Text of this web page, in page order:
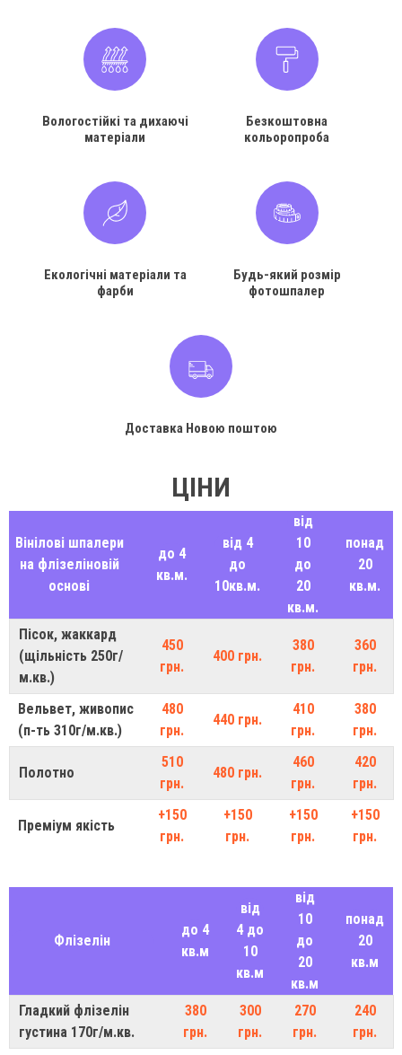
Вологостійкі та дихаючі
матеріали
Безкоштовна
кольоропроба
Екологічні матеріали та
фарби
Будь-який розмір
фотошпалер
Доставка Новою поштою
ЦІНИ
Вінілові шпалери
на флізеліновій
основі
до 4
кв.м.
від 4
до
10кв.м.
від
10
до
20
кв.м.
понад
20
кв.м.
Пісок, жаккард
(щільність 250г/
м.кв.)
450
грн.
400 грн.
380
грн.
360
грн.
Вельвет, живопис
(п-ть 310г/м.кв.)
480
грн.
440 грн.
410
грн.
380
грн.
Полотно
510
грн.
480 грн.
460
грн.
420
грн.
Преміум якість
+150
грн.
+150
грн.
+150
грн.
+150
грн.
Флізелін
до 4
кв.м
від
4 до
10
кв.м
від
10
до
20
кв.м
понад
20
кв.м
Гладкий флізелін
густина 170г/м.кв.
380
грн.
300
грн.
270
грн.
240
грн.